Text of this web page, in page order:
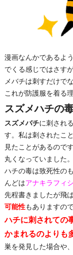
漫画なんかであるよ
でくる感じではさす
メバチは刺すだけで
これが防護服を着る
スズメハチの
スズメバチに刺され
す。私は刺されたこ
見たことがあるので
丸くなっていました。
ハチの毒は致死性の
んどはアナキラフィ
先程書きましたが飛
可能性もありますの
ハチに刺されての
かまれるのよりも
巣を発見した場合や